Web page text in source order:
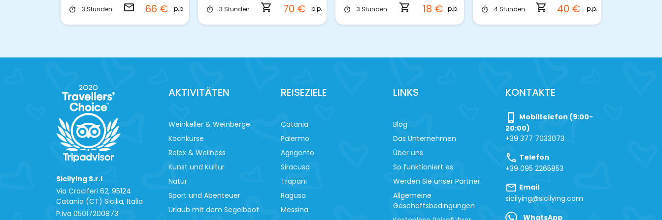
66 € p.p. timer 3 Stunden shopping_cart 70 € p.p. timer 3 Stunden shopping_cart 18 € p.p. timer 4 Stunden shopping_cart 40 € p.p.
Marsala
timer 3 Stunden shopping_cart 54 €
Sicilying S.r.l
Via Crociferi 62, 95124
Catania (CT) Sicilia, Italia
P.iva 0‍5017200873
AKTIVITÄTEN
Weinkeller & Weinberge
Kochkurse
Relax & Wellness
Kunst und Kultur
Natur
Sport und Abenteuer
Urlaub mit dem Segelboot
REISEZIELE
Catania
Palermo
Agrigento
Siracusa
Trapani
Ragusa
Messina
LINKS
Blog
Das Unternehmen
Über uns
So funktioniert es
Werden Sie unser Partner
Allgemeine
Geschäftsbedingungen
KONTAKTE
phone_iphone
Mobiltelefon (9:00-
20:00)
+39 377 7033073
call Telefon
+39 095 2265853
mail Email
sicilying@sicilying.com
WhatsApp